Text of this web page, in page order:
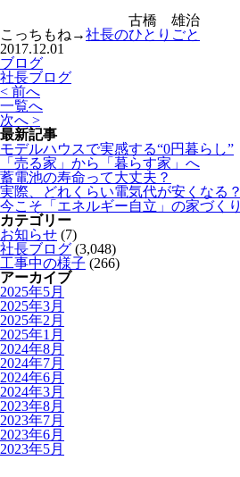
古橋 雄治
こっちもね→社長のひとりごと
2017.12.01
ブログ
社長ブログ
< 前へ
一覧へ
次へ >
最新記事
モデルハウスで実感する“0円暮らし”
「売る家」から「暮らす家」へ
蓄電池の寿命って大丈夫？
実際、どれくらい電気代が安くなる？
今こそ「エネルギー自立」の家づくり
カテゴリー
お知らせ (7)
社長ブログ (3,048)
工事中の様子 (266)
アーカイブ
2025年5月
2025年3月
2025年2月
2025年1月
2024年8月
2024年7月
2024年6月
2024年3月
2023年8月
2023年7月
2023年6月
2023年5月